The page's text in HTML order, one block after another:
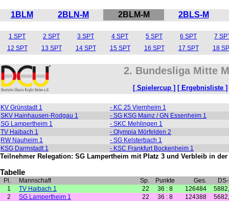
1BLM 2BLN-M 2BLM-M 2BLS-M
1 SPT 2 SPT 3 SPT 4 SPT 5 SPT 6 SPT
7
12 SPT
13 SPT 14 SPT 15 SPT 16 SPT 17 SPT 18
2. Bundesliga Mitte
[ Spielercup ] [ Ergebnisliste ]
KV Grünstadt 1
- KC 25 Viernheim 1
SKV Hainhausen-Rodgau 1
- SG KSG Mainz / GN Essenheim 1
SG Lampertheim 1
- SKC Mehlingen 1
TV Haibach 1
- Olympia Mörfelden 2
RW Nauheim 1
- SG Kelsterbach 1
KSG Darmstadt 1
- KSC Frankfurt Bockenheim 1
Teilnehmer Relegation: SG Lampertheim mit Platz 3 und Verbleib in
Tabelle
Pl. Mannschaft Sp. Punkte Ges.
1
TV Haibach 1 22 36 : 8 126484
2
SG Lampertheim 1 22 36 : 8 124388